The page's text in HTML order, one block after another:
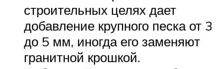
строительных целях дает
добавление крупного песка от 3
до 5 мм, иногда его заменяют
гранитной крошкой.